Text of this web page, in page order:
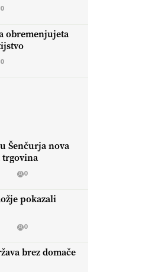
0
obremenjujeta
0
Šenčurja nova
trgovina
0
pokazali
0
brez domače